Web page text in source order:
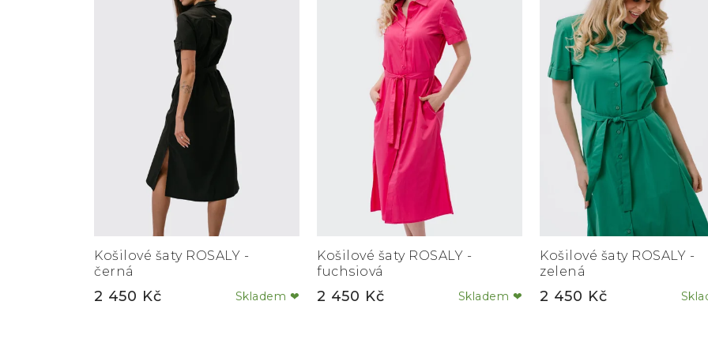
Košilové šaty ROSALY -
černá
Skladem ❤
2 450 Kč
Košilové šaty ROSALY -
fuchsiová
Skladem ❤
2 450 Kč
Košilové šaty ROSALY -
zelená
2 450 Kč